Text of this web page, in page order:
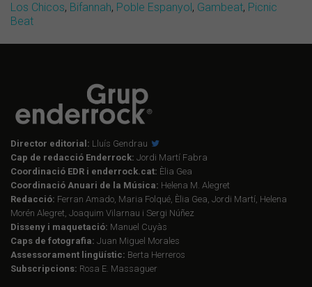
Los Chicos, Bifannah, Poble Espanyol , Gambeat, Picnic
Beat
Director editorial: Lluís Gendrau
Cap de redacció Enderrock: Jordi Martí Fabra
Coordinació EDR i enderrock.cat: Èlia Gea
Coordinació Anuari de la Música: Helena M. Alegret
Redacció: Ferran Amado, Maria Folqué, Èlia Gea, Jordi Martí, Helena
Morén Alegret, Joaquim Vilarnau i Sergi Núñez
Disseny i maquetació: Manuel Cuyàs
Caps de fotografia: Juan Miguel Morales
Assessorament lingüístic: Berta Herreros
Subscripcions: Rosa E. Massaguer